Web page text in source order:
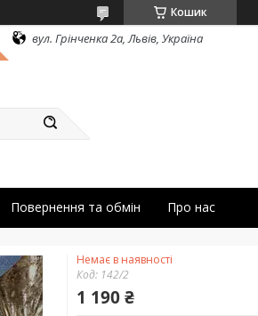
Кошик
вул. Грінченка 2а, Львів, Україна
Повернення та обмін Про нас
Немає в наявності
Код: 142/2
1 190 ₴